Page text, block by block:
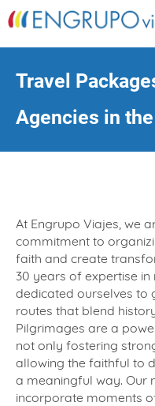
Travel
Agencies in the
At Engrupo Viajes, we
commitment to
faith and create
30 years of expertise in
dedicated ourselves to
routes that blend
Pilgrimages are a
not only fostering
allowing the faithful to
a meaningful way. Our
incorporate moments